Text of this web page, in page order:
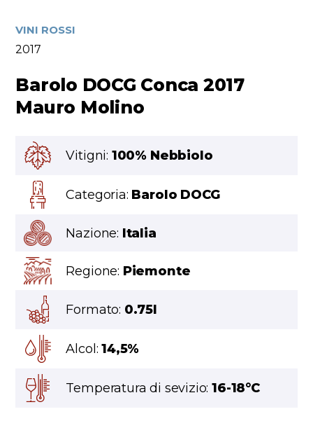
VINI ROSSI
2017
Barolo DOCG Conca 2017
Mauro Molino
Vitigni: 100% Nebbiolo
Categoria: Barolo DOCG
Nazione: Italia
Regione: Piemonte
Formato: 0.75l
Alcol:14,5%
Temperatura di sevizio:16-18°C